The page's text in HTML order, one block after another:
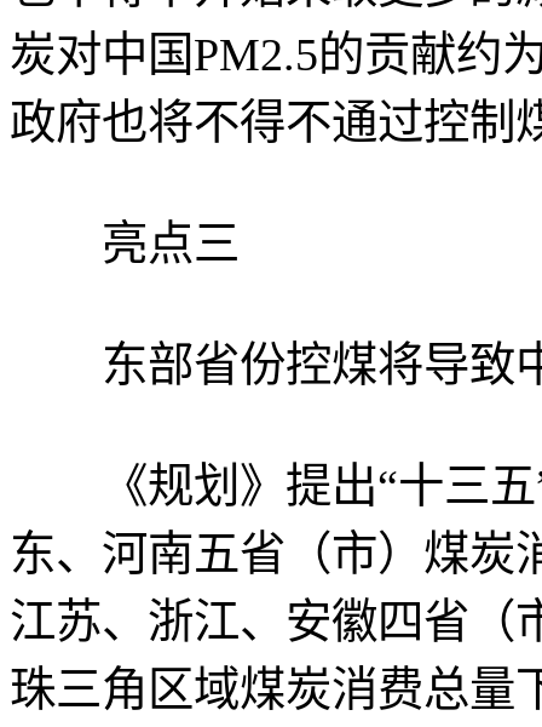
炭对中国PM2.5的贡献约
政府也将不得不通过控制
亮点三
东部省份控煤将导致
《规划》提出“十三五
东、河南五省（市）煤炭
江苏、浙江、安徽四省（
珠三角区域煤炭消费总量